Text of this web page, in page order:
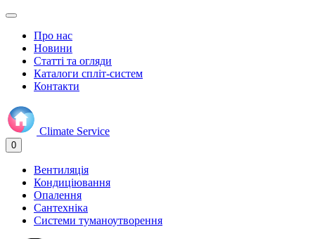
Про нас
Новини
Статті та огляди
Каталоги спліт-систем
Контакти
Climate Service
0
Вентиляція
Кондиціювання
Опалення
Сантехніка
Системи туманоутворення